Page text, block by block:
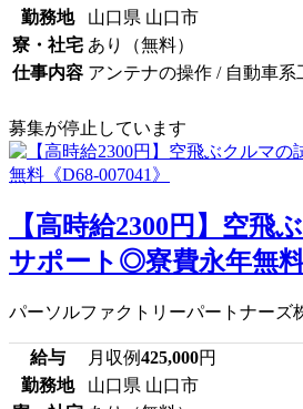
勤務地
山口県 山口市
寮・社宅 あり（無料）
仕事内容 アンテナの操作 / 自動車系
募集が停止しています
【高時給2300円】空飛
サポート◎寮費永年無料
パーソルファクトリーパートナーズ
給与 月収例425,000円
勤務地
山口県 山口市